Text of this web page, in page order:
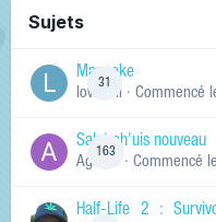
Sujets
31
Manneke
lowskill · Commencé
163
Salut ch'uis nouveau
Ag0Nie · Commencé
Half-Life 2 :